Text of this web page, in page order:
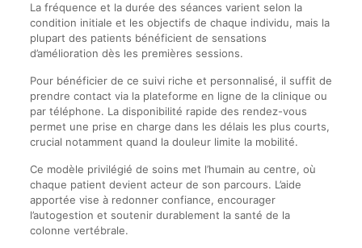
La fréquence et la durée des séances varient selon la
condition initiale et les objectifs de chaque individu, mais la
plupart des patients bénéficient de sensations
d’amélioration dès les premières sessions.
Pour bénéficier de ce suivi riche et personnalisé, il suffit de
prendre contact via la plateforme en ligne de la clinique ou
par téléphone. La disponibilité rapide des rendez-vous
permet une prise en charge dans les délais les plus courts,
crucial notamment quand la douleur limite la mobilité.
Ce modèle privilégié de soins met l’humain au centre, où
chaque patient devient acteur de son parcours. L’aide
apportée vise à redonner confiance, encourager
l’autogestion et soutenir durablement la santé de la
colonne vertébrale.